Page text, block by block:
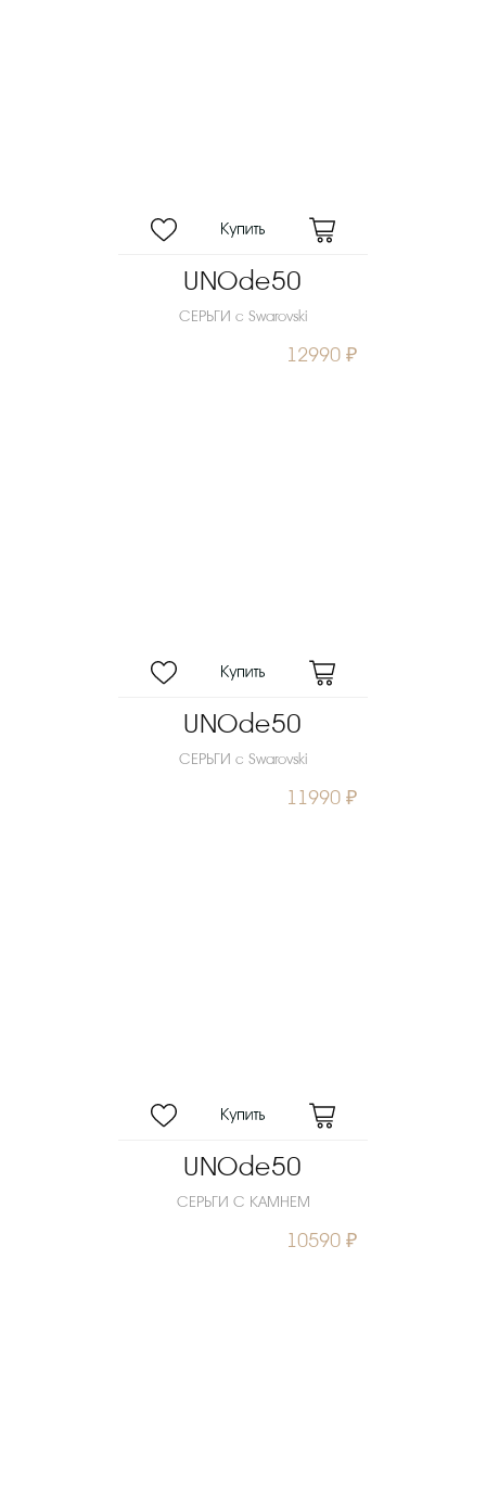
UNOde50
СЕРЬГИ с Swarovski
12990 ₽
UNOde50
СЕРЬГИ с Swarovski
11990 ₽
UNOde50
СЕРЬГИ С КАМНЕМ
10590 ₽